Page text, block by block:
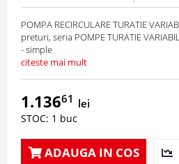
POMPA RECIRCULARE TURATIE
preturi, seria POMPE TURATIE
- simple
citeste mai mult
1.13661 lei
STOC: 1 buc
ADAUGA IN COS